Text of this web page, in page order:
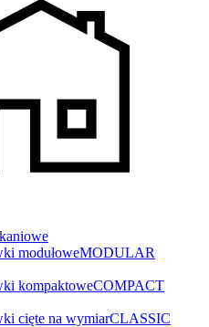
modułoweMODULAR
kompaktoweCOMPACT
cięte na wymiarCLASSIC